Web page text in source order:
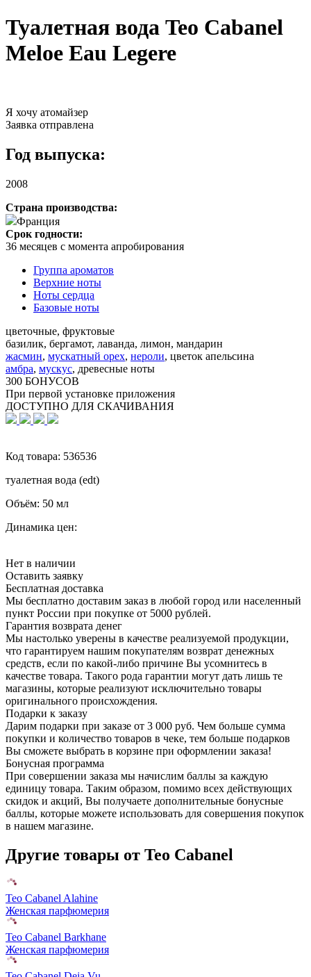
Туалетная вода Teo Cabanel
Meloe Eau Legere
Я хочу атомайзер
Заявка отправлена
Год выпуска:
2008
Страна производства:
Франция
Срок годности:
36 месяцев с момента апробирования
Группа ароматов
Верхние ноты
Ноты сердца
Базовые ноты
цветочные, фруктовые
базилик, бергамот, лаванда, лимон, мандарин
жасмин, мускатный орех, нероли, цветок апельсина
амбра, мускус, древесные ноты
300 БОНУСОВ
При первой установке приложения
ДОСТУПНО ДЛЯ СКАЧИВАНИЯ
Код товара: 536536
туалетная вода (edt)
Объём: 50 мл
Динамика цен:
Нет в наличии
Оставить заявку
Бесплатная доставка
Мы бесплатно доставим заказ в любой город или населенный
пункт России при покупке от 5000 рублей.
Гарантия возврата денег
Мы настолько уверены в качестве реализуемой продукции,
что гарантируем нашим покупателям возврат денежных
средств, если по какой-либо причине Вы усомнитесь в
качестве товара. Такого рода гарантии могут дать лишь те
магазины, которые реализуют исключительно товары
оригинального происхождения.
Подарки к заказу
Дарим подарки при заказе от 3 000 руб. Чем больше сумма
покупки и количество товаров в чеке, тем больше подарков
Вы сможете выбрать в корзине при оформлении заказа!
Бонусная программа
При совершении заказа мы начислим баллы за каждую
единицу товара. Таким образом, помимо всех действующих
скидок и акций, Вы получаете дополнительные бонусные
баллы, которые можете использовать для совершения покупок
в нашем магазине.
Другие товары от Teo Cabanel
Teo Cabanel Alahine
Женская парфюмерия
Teo Cabanel Barkhane
Женская парфюмерия